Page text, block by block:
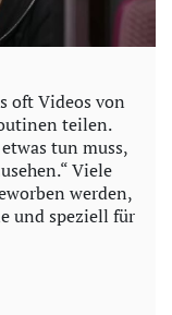
oft Videos von
teilen.
tun muss,
Viele
werden,
und speziell für